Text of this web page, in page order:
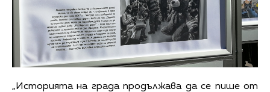
„Историята на града продължава да се пише от